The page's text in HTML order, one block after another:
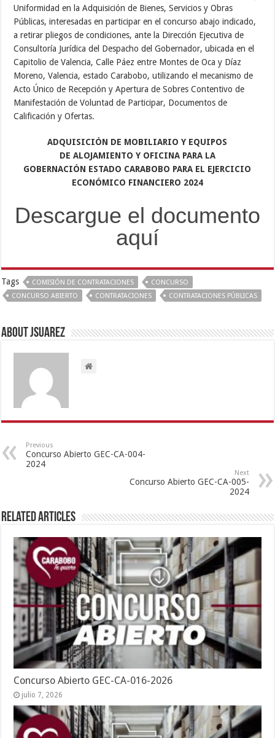
Uniformidad en la Adquisición de Bienes, Servicios y Obras
Públicas, interesadas en participar en el concurso abajo indicado,
a retirar pliegos de condiciones, ante la Dirección Ejecutiva de
Consultoría Jurídica del Despacho del Gobernador, ubicada en el
Capitolio de Valencia, Calle Páez entre Montes de Oca y Díaz
Moreno, Valencia, estado Carabobo, utilizando el mecanismo de
Acto Único de Recepción y Apertura de Sobres Contentivo de
Manifestación de Voluntad de Participar, Documentos de
Calificación y Ofertas.
ADQUISICIÓN DE MOBILIARIO Y EQUIPOS
DE ALOJAMIENTO Y OFICINA PARA LA
GOBERNACIÓN ESTADO CARABOBO PARA EL EJERCICIO
ECONÓMICO FINANCIERO 2024
Descargue el documento
aquí
Tags COMISIÓN DE CONTRATACIONES
CONCURSO
CONCURSO ABIERTO
CONTRATACIONES CONTRATACIONES PÚBLICAS
About Jsuarez
Previous
Concurso Abierto GEC-CA-004-
2024
Next
Concurso Abierto GEC-CA-005-
2024
Related Articles
Concurso Abierto GEC-CA-016-2026
julio 7, 2026